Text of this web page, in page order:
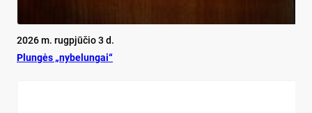
2026 m. rugpjūčio 3 d.
Plun­gės „ny­be­lun­gai“